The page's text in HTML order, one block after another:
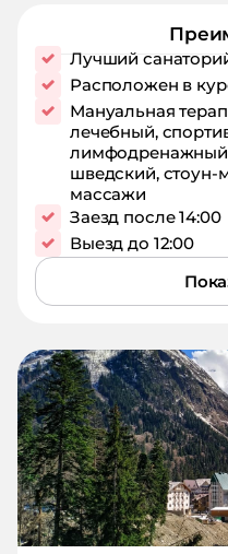
Лучший
Расположен в
Мануальная
лечебный,
шведский, стоун-
массажи
Заезд после 14:00
Выезд до 12:00